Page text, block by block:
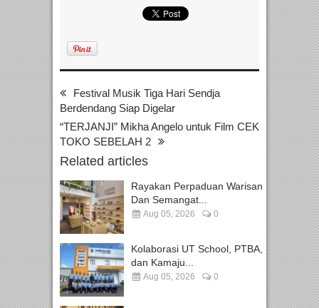
Festival Musik Tiga Hari Sendja
Berdendang Siap Digelar
“TERJANJI” Mikha Angelo untuk Film CEK
TOKO SEBELAH 2
Related articles
Rayakan Perpaduan Warisan
Dan Semangat...
Aug 05, 2026 0
Kolaborasi UT School, PTBA,
dan Kamaju...
Aug 05, 2026 0